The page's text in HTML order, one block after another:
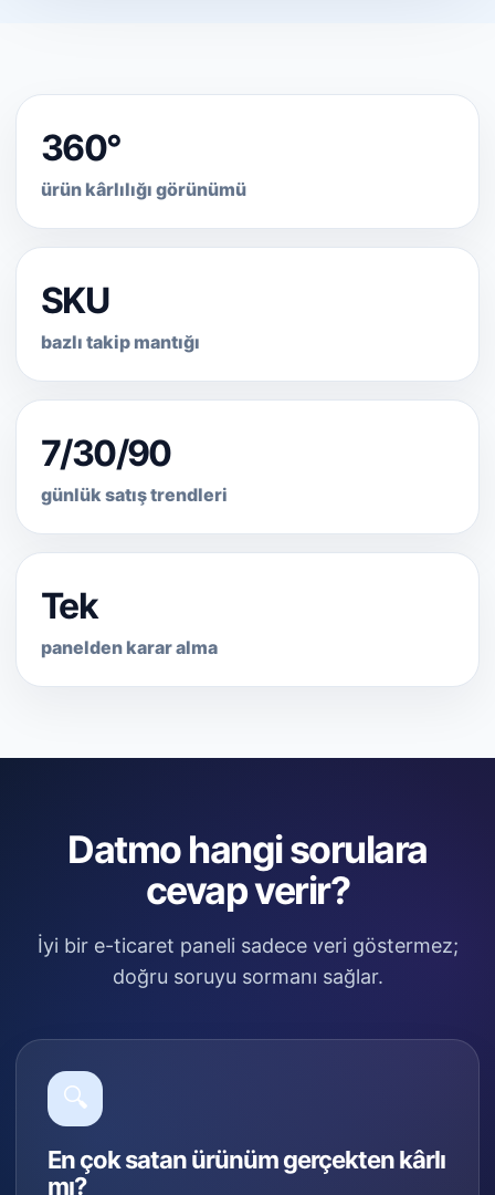
360°
ürün kârlılığı görünümü
SKU
bazlı takip mantığı
7/30/90
günlük satış trendleri
Tek
panelden karar alma
Datmo hangi sorulara
cevap verir?
İyi bir e-ticaret paneli sadece veri göstermez;
doğru soruyu sormanı sağlar.
🔍
En çok satan ürünüm gerçekten kârlı
mı?